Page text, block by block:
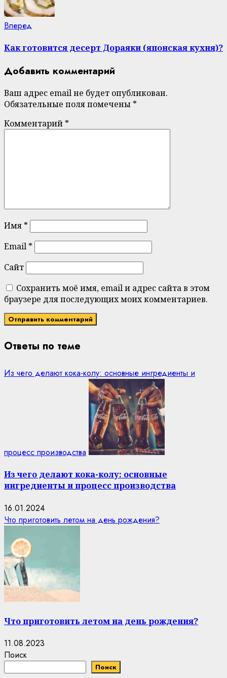
Вперед
Как готовится десерт Дораяки (японская кухня)?
Добавить комментарий
Ваш адрес email не будет опубликован.
Обязательные поля помечены *
Комментарий *
Имя *
Email *
Сайт
Сохранить моё имя, email и адрес сайта в этом
браузере для последующих моих комментариев.
Ответы по теме
Из чего делают кока-колу: основные ингредиенты и
процесс производства
Из чего делают кока-колу: основные
ингредиенты и процесс производства
16.01.2024
Что приготовить летом на день рождения?
Что приготовить летом на день рождения?
11.08.2023
Поиск
Поиск